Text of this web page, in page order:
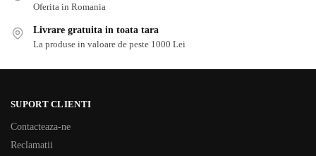
Oferita in Romania
Livrare gratuita in toata tara
La produse in valoare de peste 1000 Lei
SUPORT CLIENTI
Contacteaza-ne
Reclamatii